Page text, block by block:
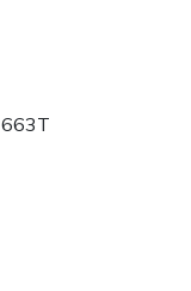
663T